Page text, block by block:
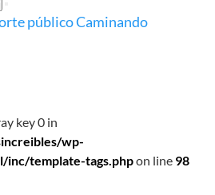
públicoCaminando
key 0 in
wp-
template-tags.phpon line 98